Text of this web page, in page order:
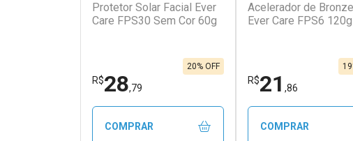
Protetor Solar Facial Ever
Care FPS30 Sem Cor 60g
R$28,79
20% OFF
COMPRAR
Acelerador de
Ever Care FPS6 120g
R$21 ,86
COMPRAR